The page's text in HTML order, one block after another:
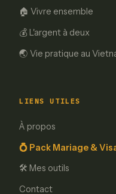
🏠 Vivre ensemble
💰 L'argent à deux
🌏 Vie pratique au
LIENS UTILES
À propos
💍 Pack Mariage &
🛠️ Mes outils
Contact